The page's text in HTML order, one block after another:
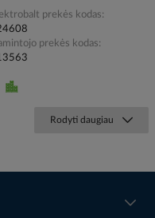
prekės kodas
prekės kodas
Rodyti daugiau